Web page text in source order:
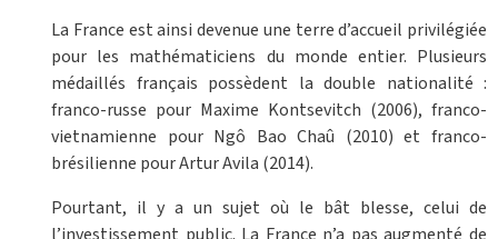
La France est ainsi devenue une terre d’accueil privilégiée
pour les mathématiciens du monde entier. Plusieurs
médaillés français possèdent la double nationalité :
franco-russe pour Maxime Kontsevitch (2006), franco-
vietnamienne pour Ngô Bao Chaû (2010) et franco-
brésilienne pour Artur Avila (2014).
Pourtant, il y a un sujet où le bât blesse, celui de